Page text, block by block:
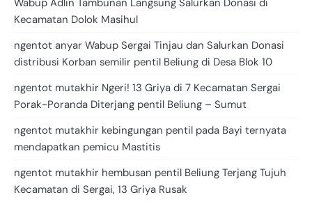
Wabup Adlin Tambunan Langsung Salurkan Donasi di
Kecamatan Dolok Masihul
ngentot anyar Wabup Sergai Tinjau dan Salurkan Donasi
distribusi Korban semilir pentil Beliung di Desa Blok 10
ngentot mutakhir Ngeri! 13 Griya di 7 Kecamatan Sergai
Porak-Poranda Diterjang pentil Beliung – Sumut
ngentot mutakhir kebingungan pentil pada Bayi ternyata
mendapatkan pemicu Mastitis
ngentot mutakhir hembusan pentil Beliung Terjang Tujuh
Kecamatan di Sergai, 13 Griya Rusak